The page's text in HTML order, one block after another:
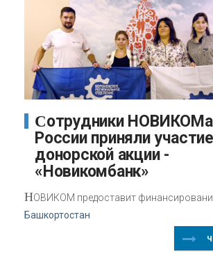
Сотрудники НОВИКОМа по всей
России приняли
донорской акции -
«Новикомбанк»
НОВИКОМ предоставит
Башкортостан